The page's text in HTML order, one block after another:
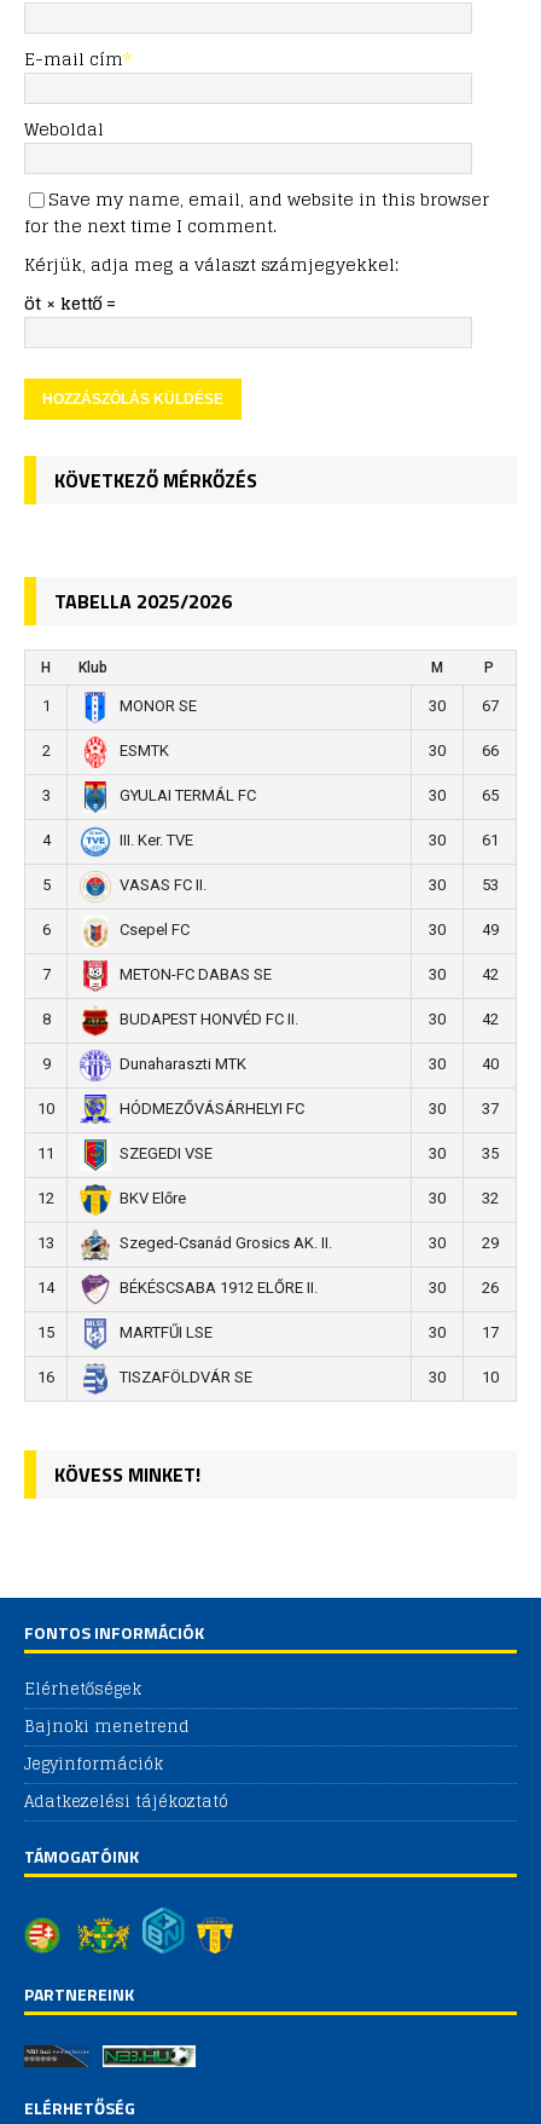
E-mail cím*
Weboldal
Save my name, email, and website in this browser
for the next time I comment.
Kérjük, adja meg a választ számjegyekkel:
öt × kettő =
KÖVETKEZŐ MÉRKŐZÉS
TABELLA 2025/2026
H Klub M P
1 MONOR SE 30 67
2 ESMTK 30 66
3 GYULAI TERMÁL FC 30 65
4 III. Ker. TVE 30 61
5 VASAS FC II. 30 53
6 Csepel FC 30 49
7 METON-FC DABAS SE 30 42
8 BUDAPEST HONVÉD FC II. 30 42
9 Dunaharaszti MTK 30 40
10 HÓDMEZŐVÁSÁRHELYI FC 30 37
11 SZEGEDI VSE 30 35
12 BKV Előre 30 32
13 Szeged-Csanád Grosics AK. II. 30 29
14 BÉKÉSCSABA 1912 ELŐRE II. 30 26
15 MARTFŰI LSE 30 17
16 TISZAFÖLDVÁR SE 30 10
KÖVESS MINKET!
FONTOS INFORMÁCIÓK
Elérhetőségek
Bajnoki menetrend
Jegyinformációk
Adatkezelési tájékoztató
TÁMOGATÓINK
PARTNEREINK
ELÉRHETŐSÉG